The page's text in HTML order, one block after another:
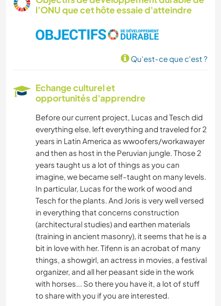
l’ONU que cet hôte essaie d'atteindre
Qu'est-ce que c'est ?
Echange culturel et
opportunités d'apprendre
Before our current project, Lucas and Tesch did
everything else, left everything and traveled for 2
years in Latin America as wwoofers/workawayer
and then as host in the Peruvian jungle. Those 2
years taught us a lot of things as you can
imagine, we became self-taught on many levels.
In particular, Lucas for the work of wood and
Tesch for the plants. And Joris is very well versed
in everything that concerns construction
(architectural studies) and earthen materials
(training in ancient masonry), it seems that he is a
bit in love with her. Tifenn is an acrobat of many
things, a showgirl, an actress in movies, a festival
organizer, and all her peasant side in the work
with horses... So there you have it, a lot of stuff
to share with you if you are interested.